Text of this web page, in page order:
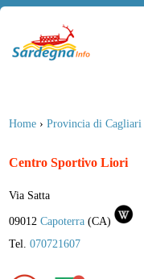
Home › Provincia di Cagliari
Centro Sportivo Liori
Via Satta
09012 Capoterra (CA)
Tel. 070721607